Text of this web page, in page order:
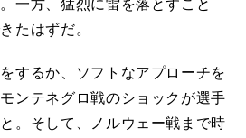
一方、猛烈に雷を落とすこと
たはずだ。
するか、ソフトなアプローチを
ンテネグロ戦のショックが選手
。そして、ノルウェー戦まで時